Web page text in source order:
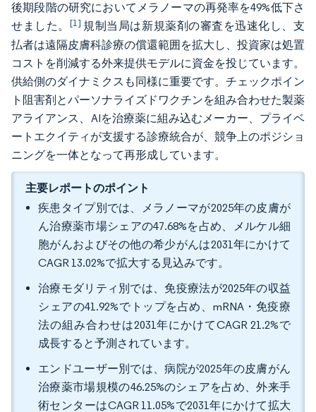
後期段階の研究においてメラノーマの再発率を49%低下さ
せました。 [1] 規制当局は新規薬剤の審査を迅速化し、支
払者は遠隔皮膚科診療の償還範囲を拡大し、投資家は処置
コストを削減する外来提供モデルに資金を投じています。
供給側のダイナミクスも同様に重要です。チェックポイン
ト阻害剤とパーソナライズドワクチンを組み合わせた製薬
アライアンス、AIを治療薬に組み込むメーカー、プライベ
ートエクイティが支援する診療統合が、競争上のポジショ
ニングを一体となって再形成しています。
主要レポートのポイント
疾患タイプ別では、メラノーマが2025年の皮膚が
ん治療薬市場シェアの47.68%を占め、メルケル細
胞がんおよびその他の希少がんは2031年にかけて
CAGR 13.02%で拡大する見込みです。
治療モダリティ別では、免疫療法が2025年の収益
シェアの41.92%でトップを占め、mRNA・免疫療
法の組み合わせは2031年にかけてCAGR 21.2%で
成長すると予測されています。
エンドユーザー別では、病院が2025年の皮膚がん
治療薬市場規模の46.25%のシェアを占め、外来手
術センターはCAGR 11.05%で2031年にかけて拡大